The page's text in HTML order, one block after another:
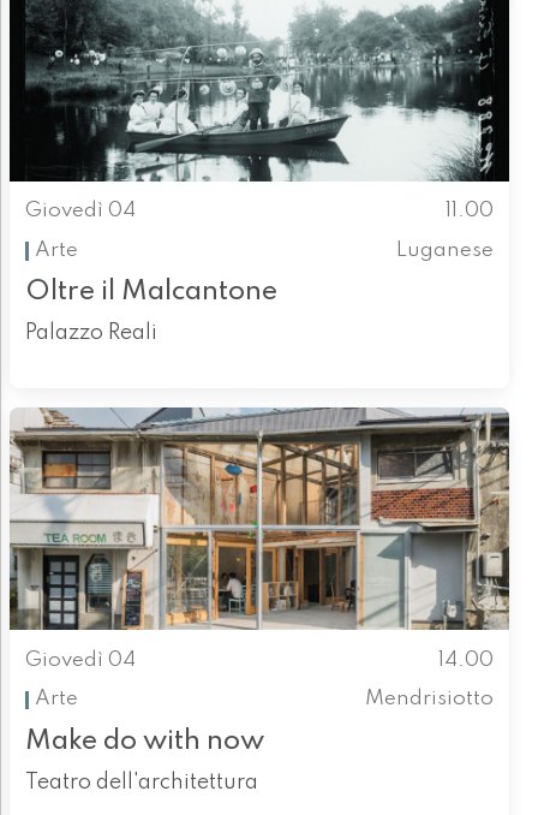
Giovedì 04
11.00
Arte
Luganese
Oltre il Malcantone
Palazzo Reali
Giovedì 04
14.00
Arte
Mendrisiotto
Make do with now
Teatro dell'architettura